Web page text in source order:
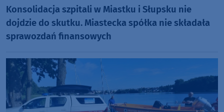
Konsolidacja szpitali w Miastku i Słupsku nie
dojdzie do skutku. Miastecka spółka nie składała
sprawozdań finansowych